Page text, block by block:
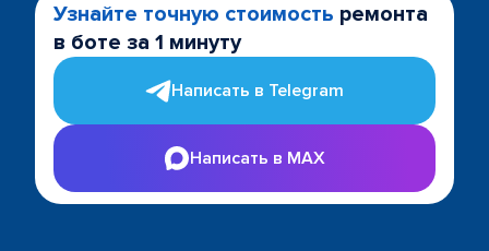
Узнайте точную стоимость ремонта
в боте за 1 минуту
Написать в Telegram
Написать в MAX